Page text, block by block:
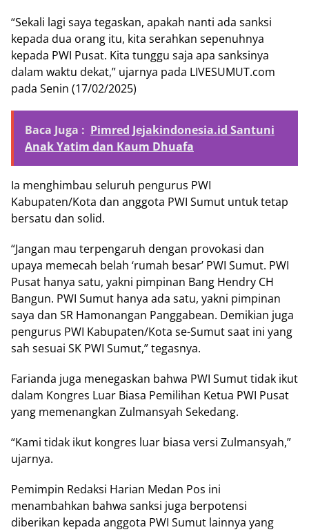
“Sekali lagi saya tegaskan, apakah nanti ada sanksi
kepada dua orang itu, kita serahkan sepenuhnya
kepada PWI Pusat. Kita tunggu saja apa sanksinya
dalam waktu dekat,” ujarnya pada LIVESUMUT.com
pada Senin (17/02/2025)
Baca Juga : Pimred Jejakindonesia.id Santuni
Anak Yatim dan Kaum Dhuafa
Ia menghimbau seluruh pengurus PWI
Kabupaten/Kota dan anggota PWI Sumut untuk tetap
bersatu dan solid.
“Jangan mau terpengaruh dengan provokasi dan
upaya memecah belah ‘rumah besar’ PWI Sumut. PWI
Pusat hanya satu, yakni pimpinan Bang Hendry CH
Bangun. PWI Sumut hanya ada satu, yakni pimpinan
saya dan SR Hamonangan Panggabean. Demikian juga
pengurus PWI Kabupaten/Kota se-Sumut saat ini yang
sah sesuai SK PWI Sumut,” tegasnya.
Farianda juga menegaskan bahwa PWI Sumut tidak ikut
dalam Kongres Luar Biasa Pemilihan Ketua PWI Pusat
yang memenangkan Zulmansyah Sekedang.
“Kami tidak ikut kongres luar biasa versi Zulmansyah,”
ujarnya.
Pemimpin Redaksi Harian Medan Pos ini
menambahkan bahwa sanksi juga berpotensi
diberikan kepada anggota PWI Sumut lainnya yang